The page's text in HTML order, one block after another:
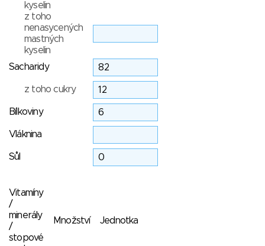
kyselin
z toho
nenasycených
mastných
kyselin
Sacharidy
z toho cukry
Bílkoviny
Vláknina
Sůl
Vitamíny
/
minerály
/
stopové
Množství Jednotka